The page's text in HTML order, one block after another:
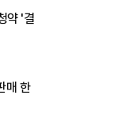
약 '결
매 한